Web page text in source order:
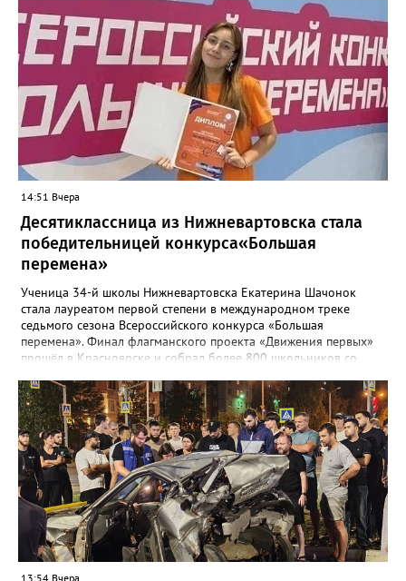
сообщили, что причиной нарушения целостности асфальта
стал "подмыв основания покрытия проезда после обильных
осадков". "Восстановительные работы в рамках гарантийных
обязательств контракта будет проводить подрядная
организация, которая привлекалась ООО "Нижневартовские
коммунальные системы", срок до 15 августа 2026 года.
В настоящее время приемка работ со стороны ООО "НКС" не
осуществлялась. Восстановление за счет средств подрядной
организации", - рассказали в департаменте.
14:51 Вчера
Десятиклассница из Нижневартовска стала
победительницей конкурса«Большая
перемена»
Ученица 34-й школы Нижневартовска Екатерина Шачонок
стала лауреатом первой степени в международном треке
седьмого сезона Всероссийского конкурса «Большая
перемена». Финал флагманского проекта «Движения первых»
прошёл в Красноярске и собрал более 800 школьников со
защищала перед экспертным жюри социально значимые
проекты. В финале конкурсанты представили три инициативы:
годовую программу адаптации для студентов-иностранцев
медицинского университета, проект о путешествиях по России
и интерактивный парк регионов страны. Все идеи получили
высокую оценку жюри, а работа вартовчанки была признана
одной из лучших. «В финале мы с командой разрабатывали
разные проекты и защищали их перед экспертами. Мы
придумали годовую программу для студентов-иностранцев
медуниверситета, проект о путешествиях по России и парк
регионов России», — поделилась Екатерина. Отметим, что
13:54 Вчера